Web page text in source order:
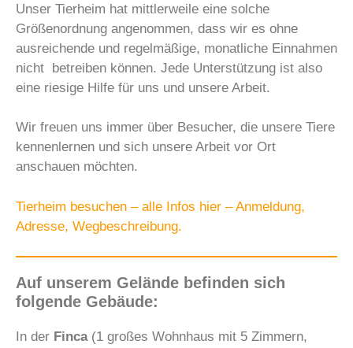
Unser Tierheim hat mittlerweile eine solche
Größenordnung angenommen, dass wir es ohne
ausreichende und regelmäßige, monatliche Einnahmen
nicht betreiben können. Jede Unterstützung ist also
eine riesige Hilfe für uns und unsere Arbeit.
Wir freuen uns immer über Besucher, die unsere Tiere
kennenlernen und sich unsere Arbeit vor Ort
anschauen möchten.
Tierheim besuchen – alle Infos hier – Anmeldung,
Adresse, Wegbeschreibung.
Auf unserem Gelände befinden sich
folgende Gebäude:
In der Finca(1 großes Wohnhaus mit 5 Zimmern,